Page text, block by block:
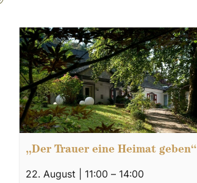
„Der Trauer eine Heimat geben“
22. August | 11:00 – 14:00